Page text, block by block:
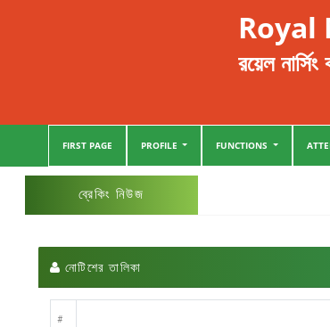
Royal
রয়েল
FIRST PAGE PROFILE FUNCTIONS
ব্রেকিং নিউজ
নোটিশের তালিকা
#